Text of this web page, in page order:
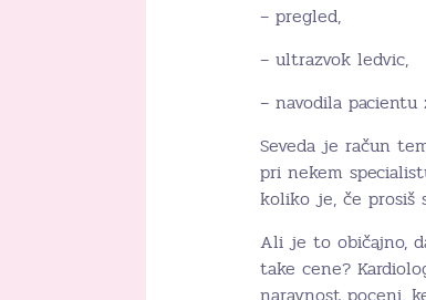
– pregled,
– ultrazvok ledvic,
– navodila pacientu
Seveda je račun
pri nekem
koliko je, če prosiš
Ali je to običajno,
take cene?
naravnost poceni,